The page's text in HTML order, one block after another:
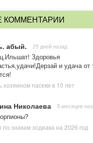
КОММЕНТАРИИ
абый. 25 дней назад
Здоровья
и удача от
хозяином пасеки в 10 лет
Николаева 5 месяцев
по знакам зодиака на 2026 год